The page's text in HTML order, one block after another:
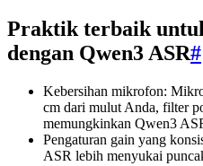
Praktik terbaik
dengan Qwen3 ASR#
Kebersihan mikrofon:
cm dari mulut Anda, filter
memungkinkan Qwen3
Pengaturan gain yang
ASR lebih menyukai